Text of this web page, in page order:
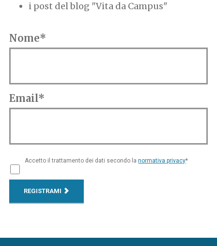
i post del blog "Vita da Campus"
Nome*
Email*
Accetto il trattamento dei dati secondo lanormativa privacy*
REGISTRAMI